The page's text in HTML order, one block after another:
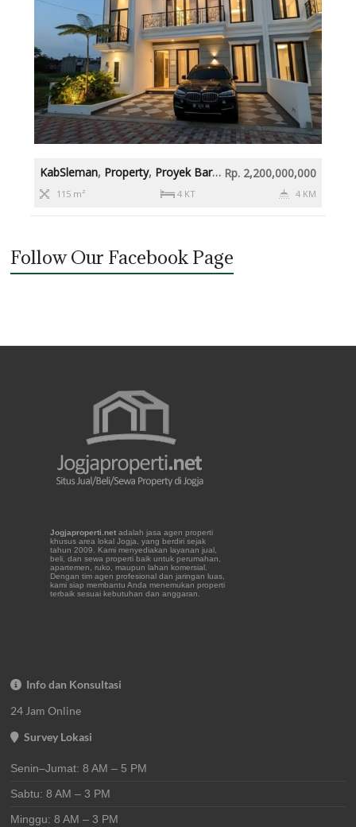
KabSleman, Property, Proyek Baru ,Rumah diatas 2M,
Rp. 2,200,000,000
115 m² 4 KT 4 KM
Follow Our Facebook Page
Jogjaproperti.net adalah jasa agen properti
khusus area lokal Jogja, yang berdiri sejak
tahun 2009. Kami menyediakan layanan jual,
beli, dan sewa properti baik untuk perumahan,
apartemen, ruko, maupun lahan komersial.
Dengan tim agen profesional dan jaringan luas,
kami siap membantu Anda menemukan properti
terbaik sesuai kebutuhan dan anggaran.
Info dan Konsultasi
24 Jam Online
Survey Lokasi
Senin–Jumat: 8 AM – 5 PM
Sabtu: 8 AM – 3 PM
Minggu: 8 AM – 3 PM